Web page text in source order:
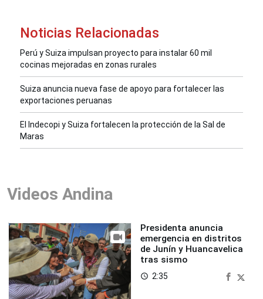
Noticias Relacionadas
Perú y Suiza impulsan proyecto para instalar 60 mil
cocinas mejoradas en zonas rurales
Suiza anuncia nueva fase de apoyo para fortalecer las
exportaciones peruanas
El Indecopi y Suiza fortalecen la protección de la Sal de
Maras
Videos Andina
Presidenta anuncia
emergencia en distritos
de Junín y Huancavelica
tras sismo
access_time 2:35